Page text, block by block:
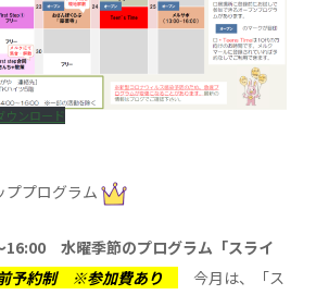
ウンロード
ププログラム
16:00 水曜季節のプログラム「スライ
予約制 ※参加費あり
今月は、「ス